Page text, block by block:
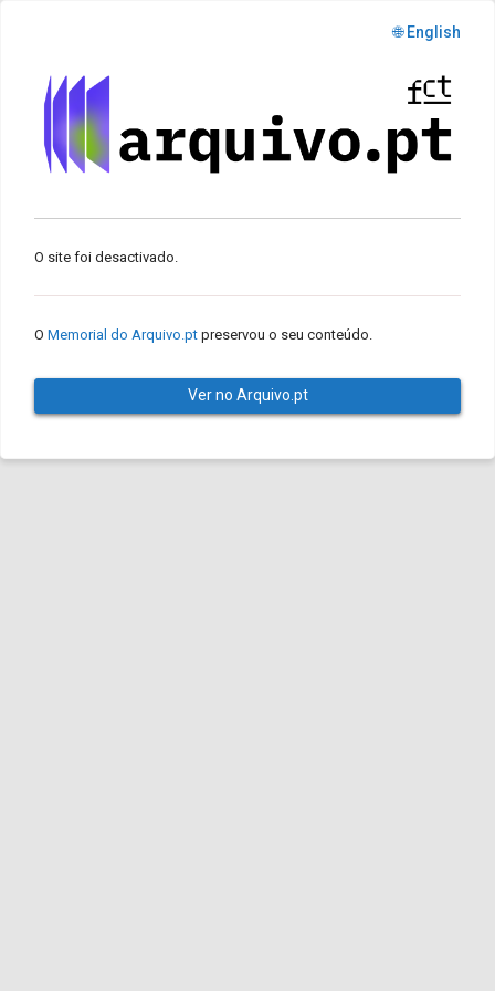
🌐 English
O site foi desactivado.
O Memorial do Arquivo.pt preservou o seu conteúdo.
Ver no Arquivo.pt